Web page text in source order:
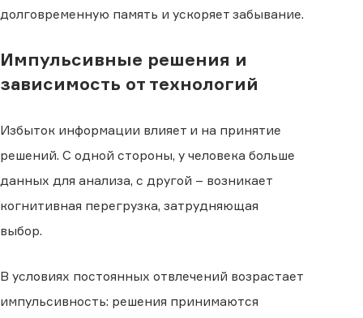
долговременную память и ускоряет забывание.
Импульсивные решения и
зависимость от технологий
Избыток информации влияет и на принятие
решений. С одной стороны, у человека больше
данных для анализа, с другой – возникает
когнитивная перегрузка, затрудняющая
выбор.
В условиях постоянных отвлечений возрастает
импульсивность: решения принимаются